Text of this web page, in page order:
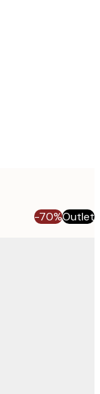
-70%Outlet